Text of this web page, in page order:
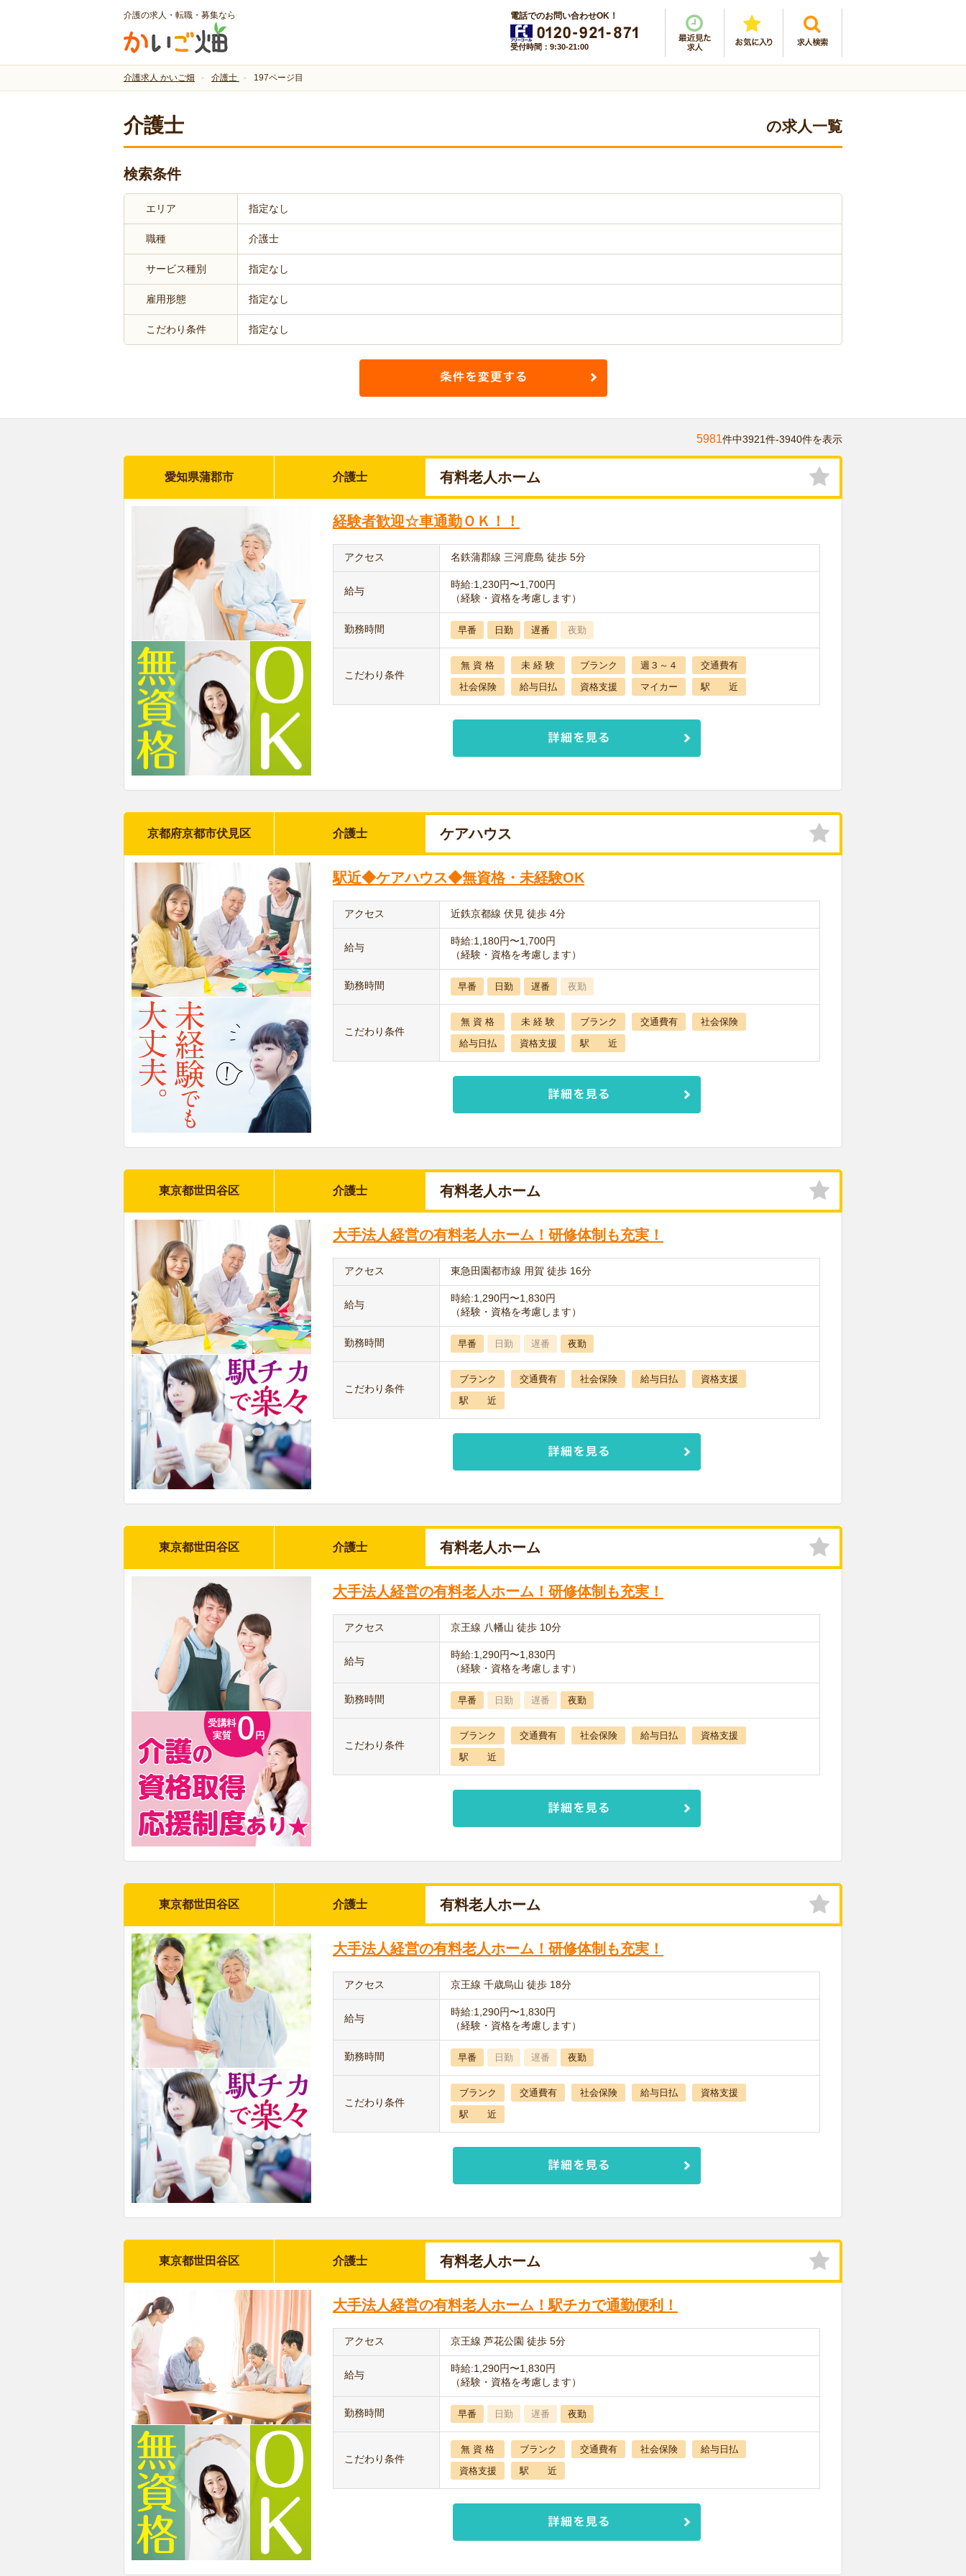
介護の求人・転職・募集なら 電話でのお問い合わせOK！
受付時間：9:30-21:00
介護求人 かいご畑 介護士 197ページ目
介護士 の求人一覧
検索条件
エリア 指定なし
職種 介護士
サービス種別 指定なし
雇用形態 指定なし
こだわり条件 指定なし
5981件中3921件-3940件を表示
愛知県蒲郡市 介護士 有料老人ホーム
経験者歓迎☆車通勤ＯＫ！！
アクセス 名鉄蒲郡線 三河鹿島 徒歩 5分
給与
時給:1,230円〜1,700円
（経験・資格を考慮します）
勤務時間 早番 日勤 遅番 夜勤
こだわり条件
無 資 格 未 経 験 ブランク 週３～４
交通費有
社会保険
給与日払 資格支援 マイカー 駅 近
京都府京都市伏見区 介護士 ケアハウス
駅近◆ケアハウス◆無資格・未経験OK
アクセス 近鉄京都線 伏見 徒歩 4分
給与
時給:1,180円〜1,700円
（経験・資格を考慮します）
勤務時間 早番 日勤 遅番 夜勤
こだわり条件
無 資 格 未 経 験 ブランク 交通費有
社会保険
給与日払
資格支援 駅 近
東京都世田谷区 介護士 有料老人ホーム
大手法人経営の有料老人ホーム！研修体制も充実！
アクセス 東急田園都市線 用賀 徒歩 16分
給与
時給:1,290円〜1,830円
（経験・資格を考慮します）
勤務時間 早番 日勤 遅番 夜勤
こだわり条件
ブランク 交通費有 社会保険 給与日払
資格支援
駅 近
東京都世田谷区 介護士 有料老人ホーム
大手法人経営の有料老人ホーム！研修体制も充実！
アクセス 京王線 八幡山 徒歩 10分
給与
時給:1,290円〜1,830円
（経験・資格を考慮します）
勤務時間 早番 日勤 遅番 夜勤
こだわり条件
ブランク 交通費有 社会保険 給与日払
資格支援
駅 近
東京都世田谷区 介護士 有料老人ホーム
大手法人経営の有料老人ホーム！研修体制も充実！
アクセス 京王線 千歳烏山 徒歩 18分
給与
時給:1,290円〜1,830円
（経験・資格を考慮します）
勤務時間 早番 日勤 遅番 夜勤
こだわり条件
ブランク 交通費有 社会保険 給与日払
資格支援
駅 近
東京都世田谷区 介護士 有料老人ホーム
大手法人経営の有料老人ホーム！駅チカで通勤便利！
アクセス 京王線 芦花公園 徒歩 5分
給与
時給:1,290円〜1,830円
（経験・資格を考慮します）
勤務時間 早番 日勤 遅番 夜勤
こだわり条件
無 資 格 ブランク 交通費有 社会保険
給与日払
資格支援
駅 近